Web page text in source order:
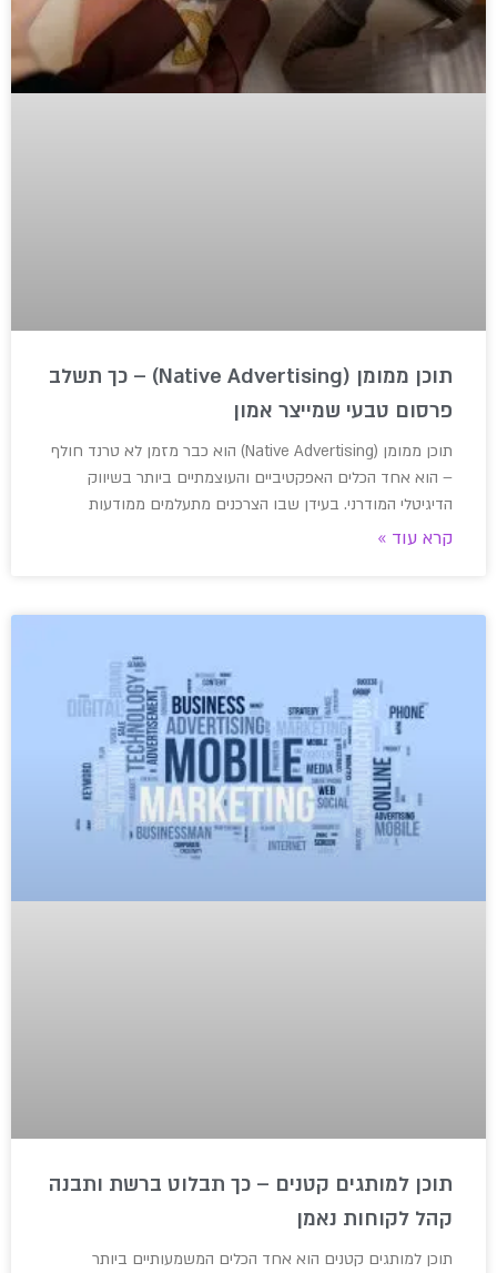
תוכן ממומן (Native Advertising) – כך תשלב
פרסום טבעי שמייצר אמון
תוכן ממומן (Native Advertising) הוא כבר מזמן לא טרנד חולף
– הוא אחד הכלים האפקטיביים והעוצמתיים ביותר בשיווק
הדיגיטלי המודרני. בעידן שבו הצרכנים מתעלמים ממודעות
קרא עוד »
תוכן למותגים קטנים – כך תבלוט ברשת ותבנה
קהל לקוחות נאמן
תוכן למותגים קטנים הוא אחד הכלים המשמעותיים ביותר